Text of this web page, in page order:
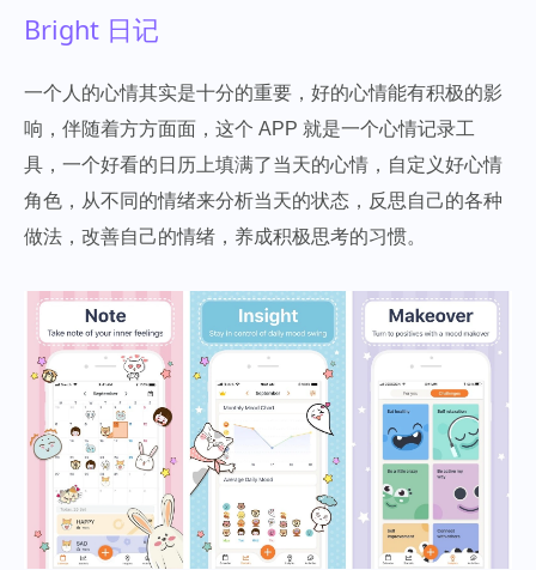
Bright 日记
一个人的心情其实是十分的重要，好的心情能有积极的影
响，伴随着方方面面，这个 APP 就是一个心情记录工
具，一个好看的日历上填满了当天的心情，自定义好心情
角色，从不同的情绪来分析当天的状态，反思自己的各种
做法，改善自己的情绪，养成积极思考的习惯。